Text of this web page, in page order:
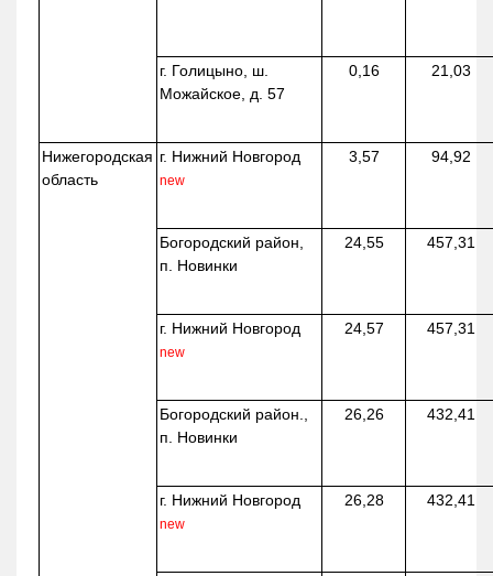
г. Голицыно, ш.
Можайское, д. 57
0,16 21,03
Нижегородская
область
г. Нижний Новгород
new
3,57 94,92
Богородский район,
п. Новинки
24,55 457,31
г. Нижний Новгород
new
24,57 457,31
Богородский район.,
п. Новинки
26,26 432,41
г. Нижний Новгород
new
26,28 432,41